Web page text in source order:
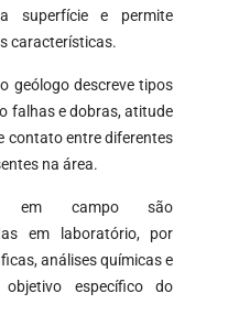
superfície e permite
características.
geólogo descreve tipos
falhas e dobras, atitude
contato entre diferentes
na área.
em campo são
em laboratório, por
análises químicas e
específico do